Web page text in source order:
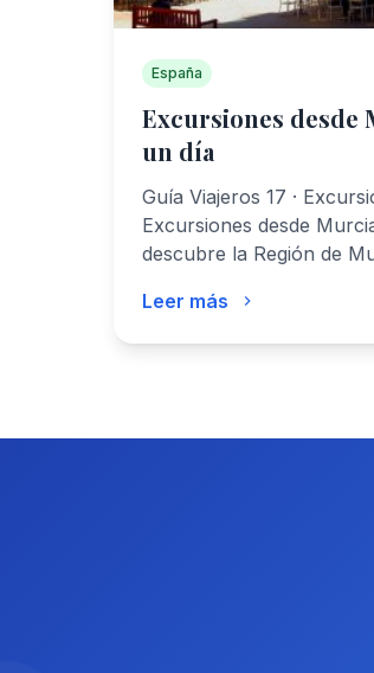
España
Excursiones desde
un día
Guía Viajeros 17 ·
Excursiones desde
descubre la Región de
Leer más